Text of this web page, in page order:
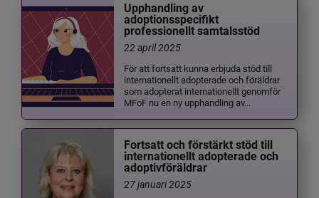
Upphandling av
adoptionsspecifikt
professionellt samtalsstöd
22 april 2025
För att fortsatt kunna erbjuda stöd till
internationellt adopterade och föräldrar
som adopterat internationellt genomför
MFoF nu en ny upphandling av...
Fortsatt och förstärkt stöd till
internationellt adopterade och
adoptivföräldrar
27 januari 2025